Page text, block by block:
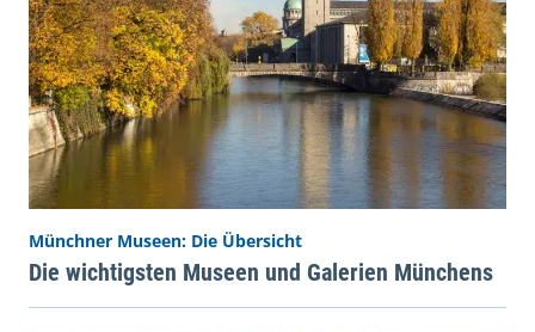
Münchner Museen: Die Übersicht
Die wichtigsten Museen und Galerien Münchens